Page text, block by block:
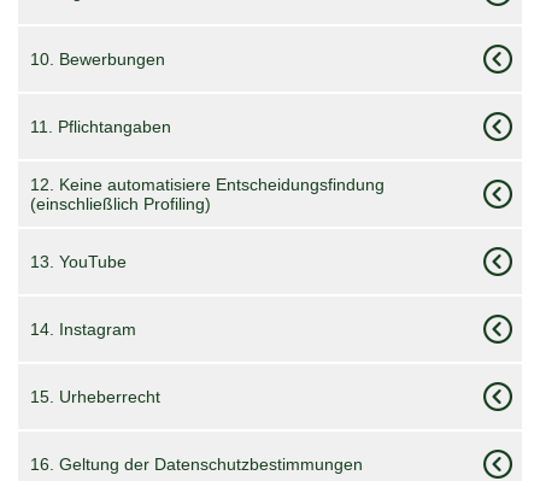
10. Bewerbungen
11. Pflichtangaben
12. Keine automatisiere Entscheidungsfindung
(einschließlich Profiling)
13. YouTube
14. Instagram
15. Urheberrecht
16. Geltung der Datenschutzbestimmungen